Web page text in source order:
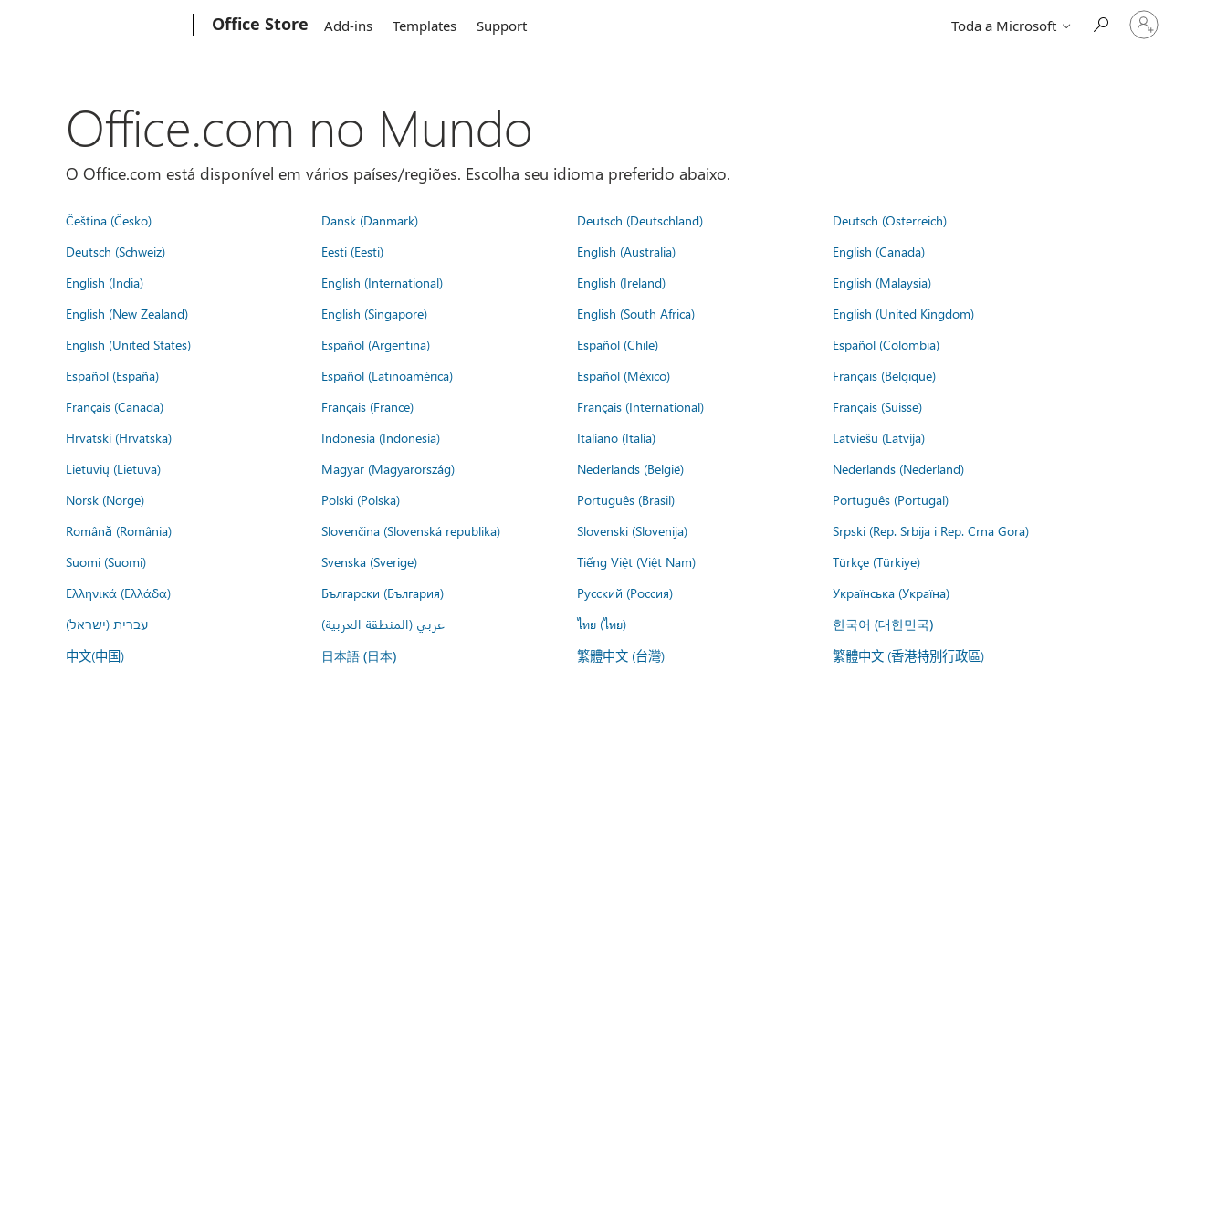
Office Store Add-ins Templates Support Toda a Microsoft
Entre
em
sua
Office.com no Mundo
O Office.com está disponível em vários países/regiões. Escolha seu idioma preferido abaixo.
Čeština (Česko) Dansk (Danmark) Deutsch (Deutschland)
Deutsch (Österreich)
Deutsch (Schweiz)
Eesti (Eesti) English (Australia)
English (Canada)
English (India)
English (International) English (Ireland)
English (Malaysia)
English (New Zealand)
English (Singapore) English (South Africa)
English (United Kingdom)
English (United States)
Español (Argentina) Español (Chile)
Español (Colombia)
Español (España)
Español (Latinoamérica) Español (México)
Français (Belgique)
Français (Canada)
Français (France) Français (International)
Français (Suisse)
Hrvatski (Hrvatska)
Indonesia (Indonesia) Italiano (Italia)
Latviešu (Latvija)
Lietuvių (Lietuva)
Magyar (Magyarország) Nederlands (België)
Nederlands (Nederland)
Norsk (Norge)
Polski (Polska) Português (Brasil)
Português (Portugal)
Română (România)
Slovenčina (Slovenská republika) Slovenski (Slovenija)
Srpski (Rep. Srbija i Rep. Crna Gora)
Suomi (Suomi)
Svenska (Sverige) Tiếng Việt (Việt Nam)
Türkçe (Türkiye)
Ελληνικά (Ελλάδα)
Български (България) Русский (Россия)
Українська (Україна)
עברית (ישראל)
عربي (المنطقة العربية) ไทย (ไทย) 한국어 (대한민국)
中文(中国) 日本語 (日本) 繁體中文 (台灣) 繁體中文 (香港特別行政區)